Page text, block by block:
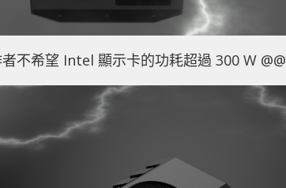
不希望 Intel 顯示卡的功耗超過 300 W @@